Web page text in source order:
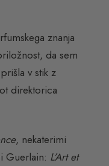
znanja
da sem
v stik z
direktorica
, nekaterimi
Guerlain: L’Art et